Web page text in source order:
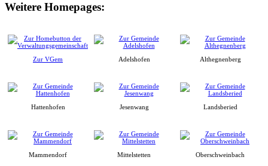
Weitere Homepages:
Zur VGem Adelshofen Althegnenberg
Hattenhofen Jesenwang Landsberied
Mammendorf Mittelstetten Oberschweinbach